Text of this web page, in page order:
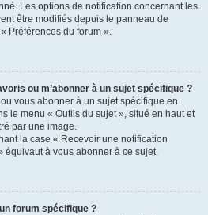
Les options de notification concernant les
être modifiés depuis le panneau de
Préférences du forum ».
ou m’abonner à un sujet spécifique ?
vous abonner à un sujet spécifique en
le menu « Outils du sujet », situé en haut et
par une image.
la case « Recevoir une notification
équivaut à vous abonner à ce sujet.
forum spécifique ?